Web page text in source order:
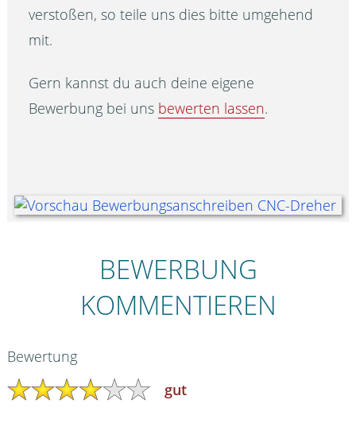
verstoßen, so teile uns dies bitte umgehend
mit.
Gern kannst du auch deine eigene
Bewerbung bei uns bewerten lassen.
BEWERBUNG
KOMMENTIEREN
Bewertung
gut